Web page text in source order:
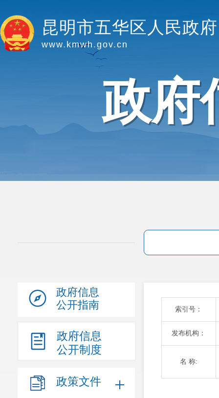
昆明市五华区人民政府
www.kmwh.gov.cn
政府
政府信息
公开指南
政府信息
公开制度
政策文件
索引号：
发布机构：
名 称: